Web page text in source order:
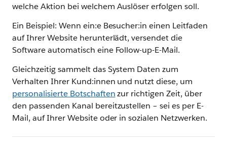
welche Aktion bei welchem Auslöser erfolgen soll.
Ein Beispiel: Wenn ein:e Besucher:in einen Leitfaden
auf Ihrer Website herunterlädt, versendet die
Software automatisch eine Follow-up-E-Mail.
Gleichzeitig sammelt das System Daten zum
Verhalten Ihrer Kund:innen und nutzt diese, um
personalisierte Botschaftenzur richtigen Zeit, über
den passenden Kanal bereitzustellen – sei es per E-
Mail, auf Ihrer Website oder in sozialen Netzwerken.